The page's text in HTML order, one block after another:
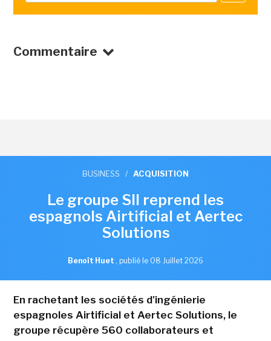
Commentaire
BUSINESS / ACQUISITION
Le groupe SII reprend les
espagnols Airtificial et Aertec
Solutions
Benoît Huet , publié le 08 Juillet 2026
En rachetant les sociétés d'ingénierie
espagnoles Airtificial et Aertec Solutions, le
groupe récupère 560 collaborateurs et